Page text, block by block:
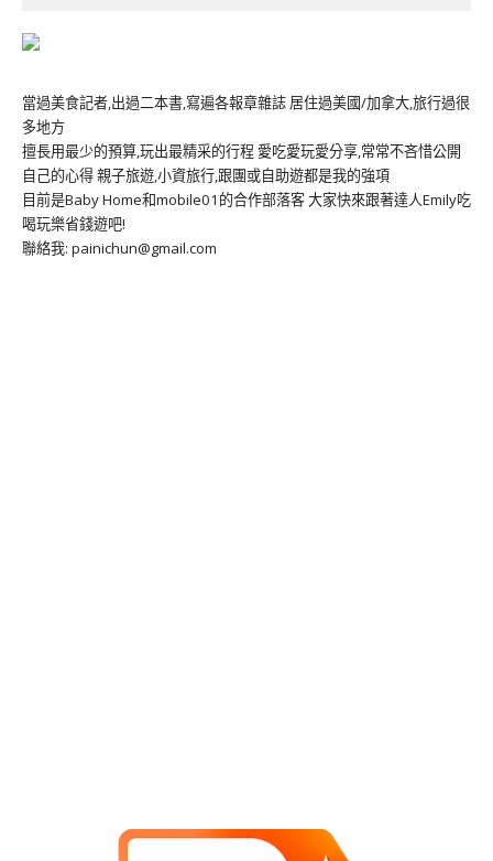
當過美食記者,出過二本書,寫遍各報章雜誌 居住過美國/加拿大,旅行過很
多地方
擅長用最少的預算,玩出最精采的行程 愛吃愛玩愛分享,常常不吝惜公開
自己的心得 親子旅遊,小資旅行,跟團或自助遊都是我的強項
目前是Baby Home和mobile01的合作部落客 大家快來跟著達人Emily吃
喝玩樂省錢遊吧!
聯絡我: painichun@gmail.com